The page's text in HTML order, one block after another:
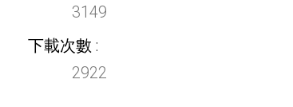
3149
下載次數
2922